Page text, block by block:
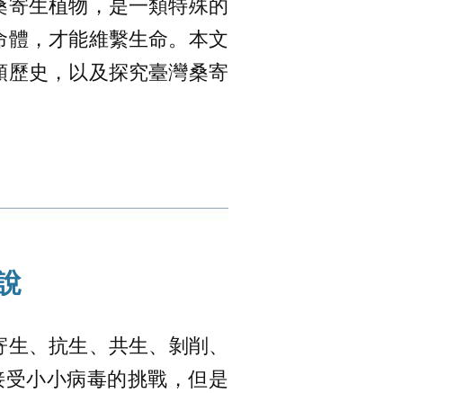
，才能維繫生命。本文
史，以及探究臺灣桑寄
、抗生、共生、剝削、
小小病毒的挑戰，但是